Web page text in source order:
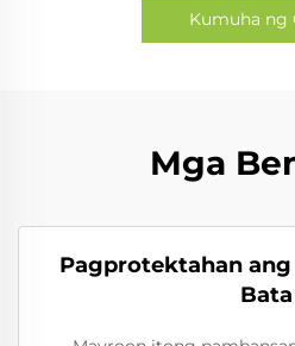
Kumuha ng
Mga
Pagprotektahan
Bata